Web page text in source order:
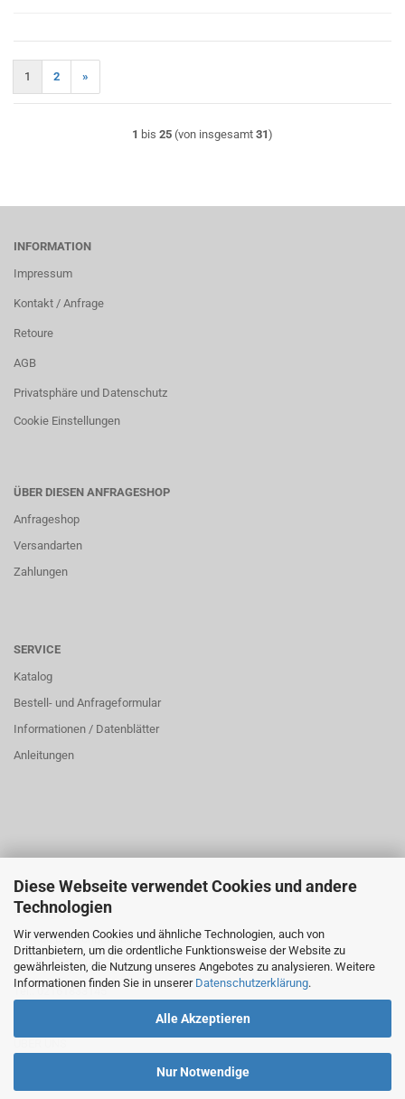
Diese Webseite verwendet Cookies und andere
Technologien
Wir verwenden Cookies und ähnliche Technologien, auch von
Drittanbietern, um die ordentliche Funktionsweise der Website zu
gewährleisten, die Nutzung unseres Angebotes zu analysieren. Weitere
Informationen finden Sie in unserer Datenschutzerklärung.
Alle Akzeptieren
Nur Notwendige
1 2 »
1 bis 25 (von insgesamt 31)
INFORMATION
Impressum
Kontakt / Anfrage
Retoure
AGB
Privatsphäre und Datenschutz
Cookie Einstellungen
ÜBER DIESEN ANFRAGESHOP
Anfrageshop
Versandarten
Zahlungen
SERVICE
Katalog
Bestell- und Anfrageformular
Informationen / Datenblätter
Anleitungen
ÜBER UNS
Öffnungszeiten:
Montag bis Donnerstag: 8:00 bis 16:00 Uhr
Freitag: 8:00 bis 14:00 Uhr
Tel.: 02161833145